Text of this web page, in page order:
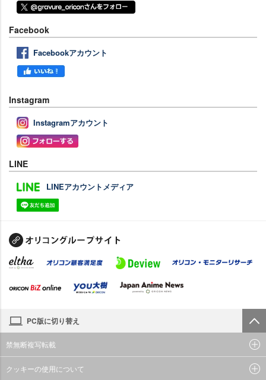
Facebook
Facebookアカウント
Instagram
Instagramアカウント
LINE
LINEアカウントメディア
PC版に切り替え
禁無断複写転載
クッキーの使用について